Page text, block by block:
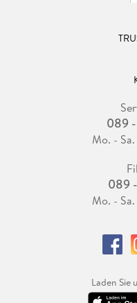
089
Mo. -
089
Mo. -
Laden Sie